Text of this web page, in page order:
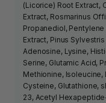
(Licorice) Root Extract,
Extract, Rosmarinus
Propanediol,
Extract, Pinus
Adenosine, Lysine,
Serine, Glutamic Acid,
Methionine, Isoleucine,
Cysteine, Glutathione,
23, Acetyl